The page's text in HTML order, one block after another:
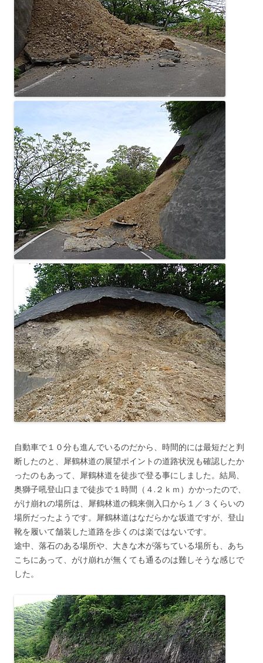
自動車で１０分も進んでいるのだから、時間的には最短だと判
断したのと、犀鶴林道の展望ポイントの道路状況も確認したか
ったのもあって、犀鶴林道を徒歩で登る事にしました。結局、
奥獅子吼登山口まで徒歩で１時間（４.２ｋｍ）かかったので、
がけ崩れの場所は、犀鶴林道の鶴来側入口から１／３くらいの
場所だったようです。犀鶴林道はなだらかな坂道ですが、登山
靴を履いて舗装した道路を歩くのは楽ではないです。
途中、落石のある場所や、大きな木が落ちている場所も、あち
こちにあって、がけ崩れが無くても通るのは難しそうな感じで
した。